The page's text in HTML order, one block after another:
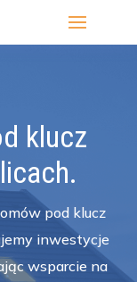
klucz
pod klucz
inwestycje
wsparcie na